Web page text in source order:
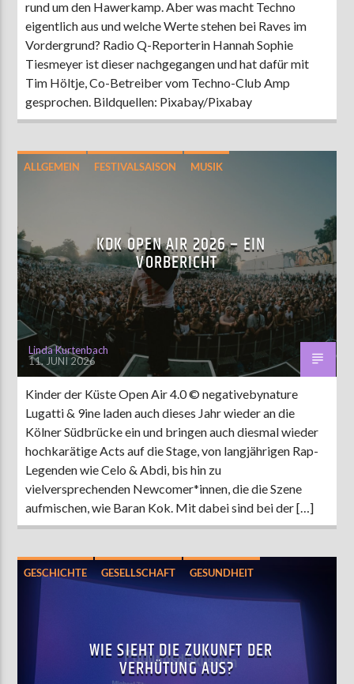
rund um den Hawerkamp. Aber was macht Techno
eigentlich aus und welche Werte stehen bei Raves im
Vordergrund? Radio Q-Reporterin Hannah Sophie
Tiesmeyer ist dieser nachgegangen und hat dafür mit
Tim Höltje, Co-Betreiber vom Techno-Club Amp
gesprochen. Bildquellen: Pixabay/Pixabay
ALLGEMEIN FESTIVALSAISON MUSIK
KDK OPEN AIR 2026 – EIN
VORBERICHT
Linda Kurtenbach
11. JUNI 2026
Kinder der Küste Open Air 4.0 © negativebynature
Lugatti & 9ine laden auch dieses Jahr wieder an die
Kölner Südbrücke ein und bringen auch diesmal wieder
hochkarätige Acts auf die Stage, von langjährigen Rap-
Legenden wie Celo & Abdi, bis hin zu
vielversprechenden Newcomer*innen, die die Szene
aufmischen, wie Baran Kok. Mit dabei sind bei der […]
GESCHICHTE GESELLSCHAFT GESUNDHEIT
KULTUR
WISSEN
WIE SIEHT DIE ZUKUNFT DER
VERHÜTUNG AUS?